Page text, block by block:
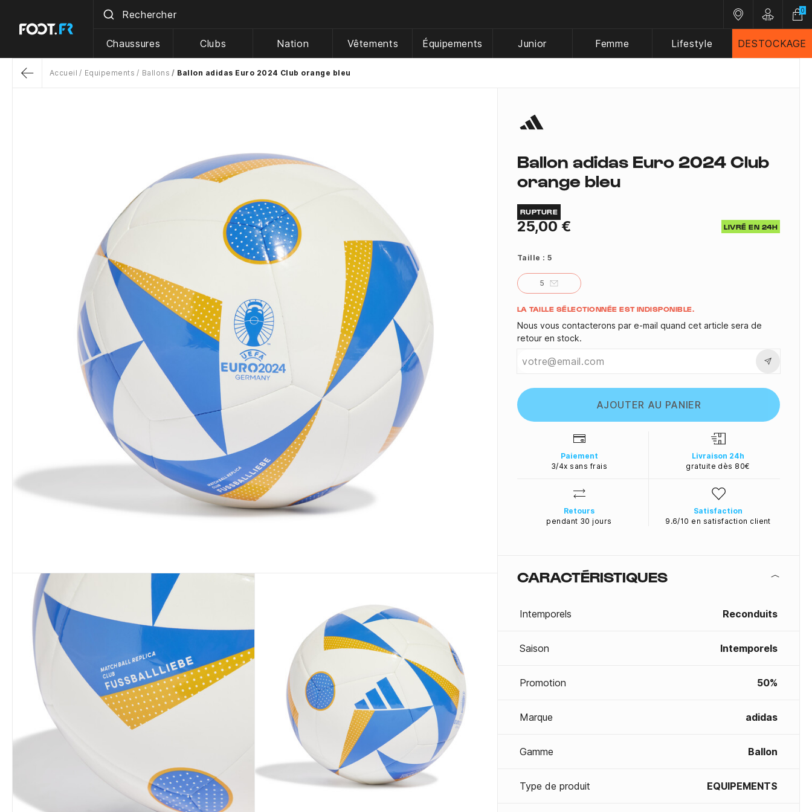
Nos magasins
Customer
0
Chaussures Clubs Nation Vêtements Équipements Junior Femme Lifestyle DESTOCKAGE
Accueil Equipements Ballons Ballon adidas Euro 2024 Club orange bleu
Ballon adidas Euro 2024 Club
orange bleu
RUPTURE
25,00 € LIVRÉ EN 24H
Taille :5
5
Quantité
LA TAILLE SÉLECTIONNÉE EST INDISPONIBLE.
Nous vous contacterons par e-mail quand cet article sera de
retour en stock.
AJOUTER AU PANIER
Paiement
3/4x sans frais
Livraison 24h
gratuite dès 80€
Retours
pendant 30 jours
Satisfaction
9.6/10 en satisfaction client
CARACTÉRISTIQUES
Intemporels Reconduits
Saison Intemporels
Promotion 50%
Marque adidas
Gamme Ballon
Type de produit EQUIPEMENTS